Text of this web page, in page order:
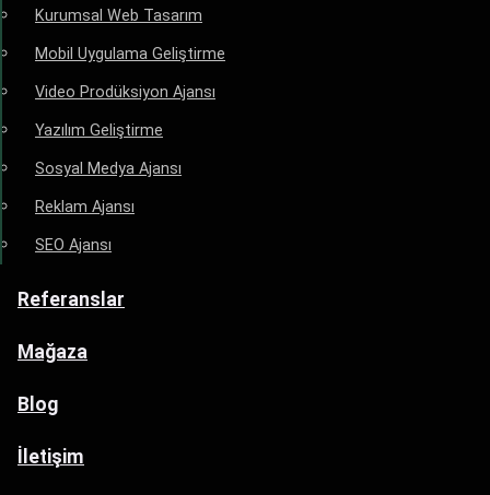
Kurumsal Web Tasarım
Mobil Uygulama Geliştirme
Video Prodüksiyon Ajansı
Yazılım Geliştirme
Sosyal Medya Ajansı
Reklam Ajansı
SEO Ajansı
Referanslar
Mağaza
Blog
İletişim